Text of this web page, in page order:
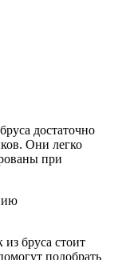
достаточно
Они легко
при
бруса стоит
подобрать